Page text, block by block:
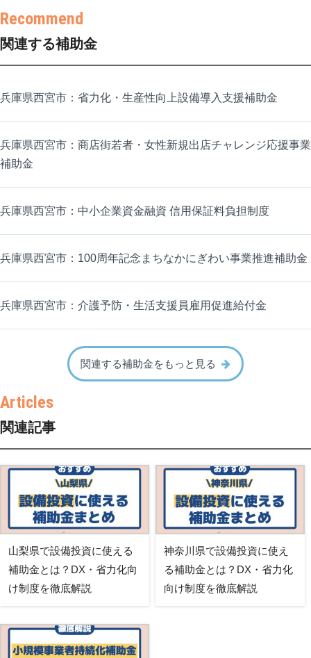
関連する補助金
兵庫県西宮市：省力化・生産性向上設備導入支援補助金
兵庫県西宮市：商店街若者・女性新規出店チャレンジ応援事業
補助金
兵庫県西宮市：中小企業資金融資 信用保証料負担制度
兵庫県西宮市：100周年記念まちなかにぎわい事業推進補助金
兵庫県西宮市：介護予防・生活支援員雇用促進給付金
関連する補助金をもっと見る
関連記事
山梨県で設備投資に使える
補助金とは？DX・省力化向
け制度を徹底解説
神奈川県で設備投資に使え
る補助金とは？DX・省力化
向け制度を徹底解説